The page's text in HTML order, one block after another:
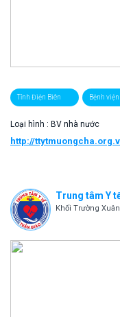
Tỉnh Điện Biên Bệnh
Loại hình : BV nhà nước
http://
Trung tâm Y
Khối Trường